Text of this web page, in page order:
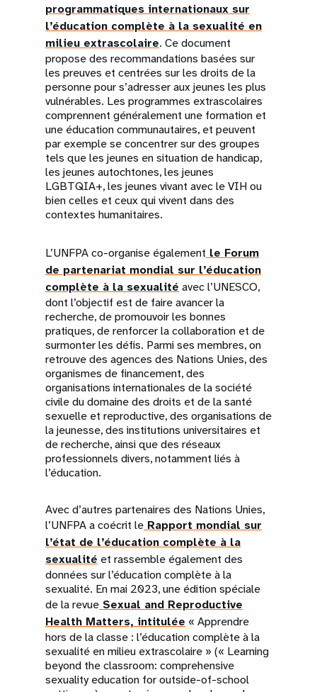
programmatiques internationaux sur
l’éducation complète à la sexualité en
milieu extrascolaire. Ce document
propose des recommandations basées sur
les preuves et centrées sur les droits de la
personne pour s’adresser aux jeunes les plus
vulnérables. Les programmes extrascolaires
comprennent généralement une formation et
une éducation communautaires, et peuvent
par exemple se concentrer sur des groupes
tels que les jeunes en situation de handicap,
les jeunes autochtones, les jeunes
LGBTQIA+, les jeunes vivant avec le VIH ou
bien celles et ceux qui vivent dans des
contextes humanitaires.
L’UNFPA co-organise également le Forum
de partenariat mondial sur l’éducation
complète à la sexualité avec l’UNESCO,
dont l’objectif est de faire avancer la
recherche, de promouvoir les bonnes
pratiques, de renforcer la collaboration et de
surmonter les défis. Parmi ses membres, on
retrouve des agences des Nations Unies, des
organismes de financement, des
organisations internationales de la société
civile du domaine des droits et de la santé
sexuelle et reproductive, des organisations de
la jeunesse, des institutions universitaires et
de recherche, ainsi que des réseaux
professionnels divers, notamment liés à
l’éducation.
Avec d’autres partenaires des Nations Unies,
l’UNFPA a coécrit le Rapport mondial sur
l’état de l’éducation complète à la
sexualité et rassemble également des
données sur l’éducation complète à la
sexualité. En mai 2023, une édition spéciale
de la revue Sexual and Reproductive
Health Matters, intitulée « Apprendre
hors de la classe : l’éducation complète à la
sexualité en milieu extrascolaire » (« Learning
beyond the classroom: comprehensive
sexuality education for outside-of-school